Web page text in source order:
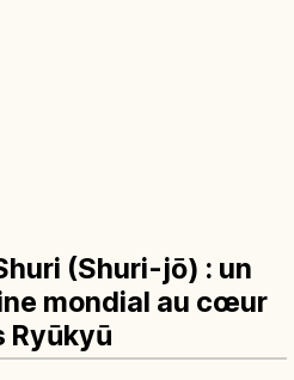
(Shuri-jō) : un
mondial au cœur
Ryūkyū